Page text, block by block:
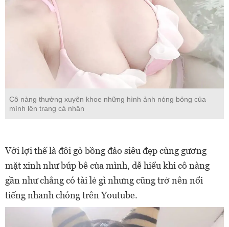
Cô nàng thường xuyên khoe những hình ảnh nóng bỏng của
mình lên trang cá nhân
Với lợi thế là đôi gò bồng đảo siêu đẹp cùng gương
mặt xinh như búp bê của mình, dễ hiểu khi cô nàng
gần như chẳng có tài lẻ gì nhưng cũng trở nên nổi
tiếng nhanh chóng trên Youtube.